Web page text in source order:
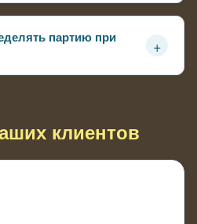
партию при
+
клиентов